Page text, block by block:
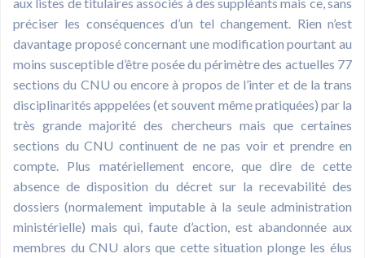
préciser les conséquences d’un tel changement. Rien n’est
davantage proposé concernant une modification pourtant au
moins susceptible d’être posée du périmètre des actuelles 77
sections du CNU ou encore à propos de l’inter et de la trans
disciplinarités apppelées (et souvent même pratiquées) par la
très grande majorité des chercheurs mais que certaines
sections du CNU continuent de ne pas voir et prendre en
compte. Plus matériellement encore, que dire de cette
absence de disposition du décret sur la recevabilité des
dossiers (normalement imputable à la seule administration
ministérielle) mais qui, faute d’action, est abandonnée aux
membres du CNU alors que cette situation plonge les élus